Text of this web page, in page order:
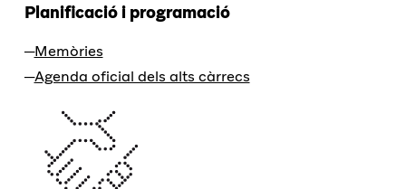
Planificació i programació
Memòries
Agenda oficial dels alts càrrecs